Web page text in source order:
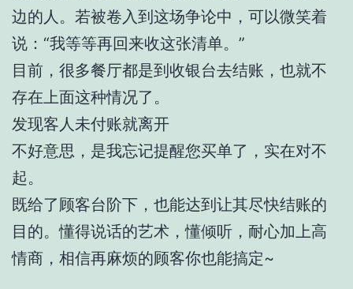
边的人。若被卷入到这场争论中，可以微笑着
说：“我等等再回来收这张清单。”
目前，很多餐厅都是到收银台去结账，也就不
存在上面这种情况了。
发现客人未付账就离开
不好意思，是我忘记提醒您买单了，实在对不
起。
既给了顾客台阶下，也能达到让其尽快结账的
目的。懂得说话的艺术，懂倾听，耐心加上高
情商，相信再麻烦的顾客你也能搞定~